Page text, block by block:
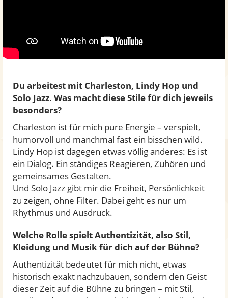
Du arbeitest mit Charleston, Lindy Hop und
Solo Jazz. Was macht diese Stile für dich jeweils
besonders?
Charleston ist für mich pure Energie – verspielt,
humorvoll und manchmal fast ein bisschen wild.
Lindy Hop ist dagegen etwas völlig anderes: Es ist
ein Dialog. Ein ständiges Reagieren, Zuhören und
gemeinsames Gestalten.
Und Solo Jazz gibt mir die Freiheit, Persönlichkeit
zu zeigen, ohne Filter. Dabei geht es nur um
Rhythmus und Ausdruck.
Welche Rolle spielt Authentizität, also Stil,
Kleidung und Musik für dich auf der Bühne?
Authentizität bedeutet für mich nicht, etwas
historisch exakt nachzubauen, sondern den Geist
dieser Zeit auf die Bühne zu bringen – mit Stil,